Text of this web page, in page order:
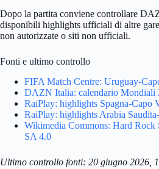
Dopo la partita conviene controllare
disponibili highlights ufficiali di altre
non autorizzate o siti non ufficiali.
Fonti e ultimo controllo
FIFA Match Centre: Uruguay-
DAZN Italia: calendario Mondiali
RaiPlay: highlights Spagna-Capo
RaiPlay: highlights Arabia
Wikimedia Commons: Hard
SA 4.0
Ultimo controllo fonti: 20 giugno 2026,